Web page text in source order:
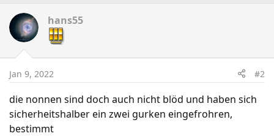
hans55
Jan 9, 2022 #2
die nonnen sind doch auch nicht blöd und haben sich
sicherheitshalber ein zwei gurken eingefrohren,
bestimmt